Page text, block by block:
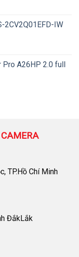
2CV2Q01EFD-IW
Pro A26HP 2.0 full
TP.Hồ Chí Minh
ĐắkLắk